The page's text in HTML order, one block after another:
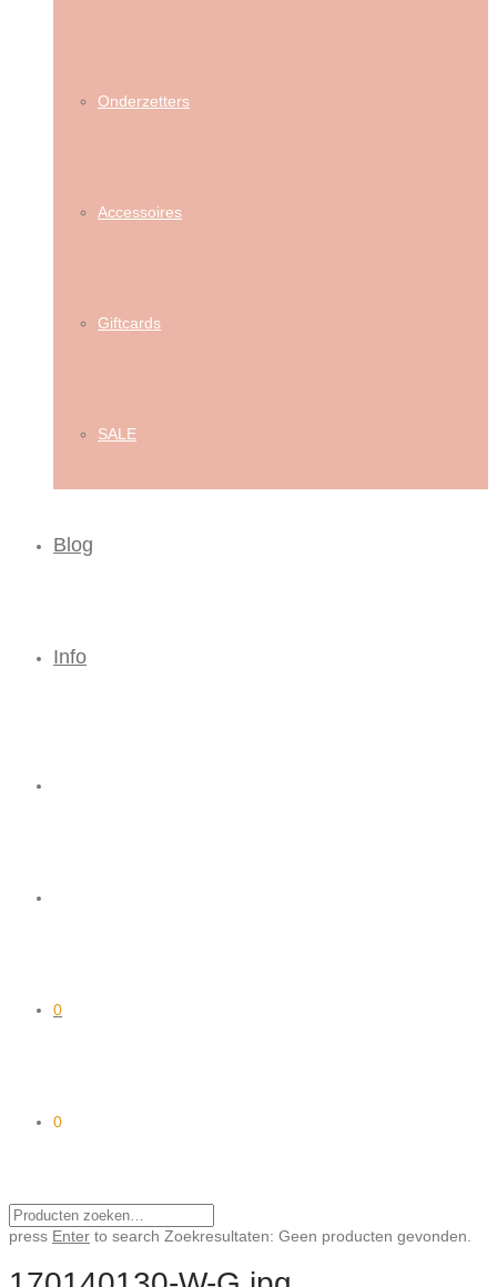
Onderzetters
Accessoires
Giftcards
SALE
Blog
Info
0
0
press Enter to search Zoekresultaten: Geen producten gevonden.